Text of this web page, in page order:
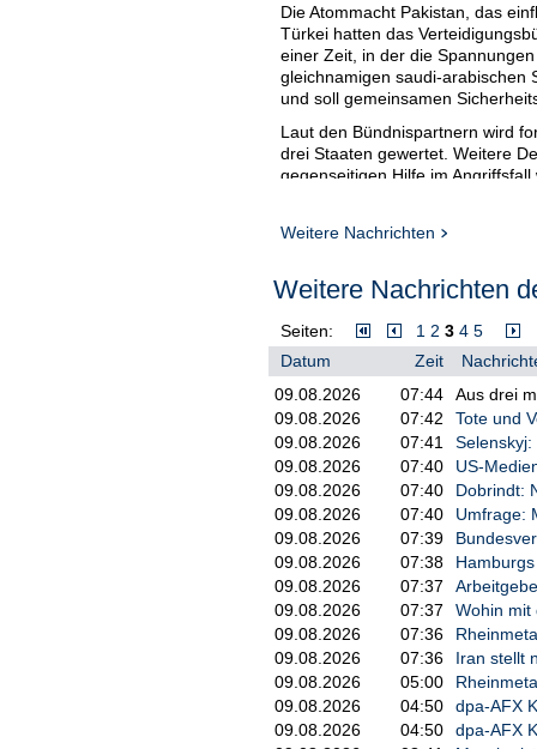
Die Atommacht Pakistan, das
Türkei hatten das
einer Zeit, in der die
gleichnamigen saudi-arabischen
und soll gemeinsamen
Laut den Bündnispartnern wird
drei Staaten gewertet. Weitere
gegenseitigen Hilfe im
Fidan zog einen Vergleich zur
abschrecken. Jedes der drei
zu Militäreinheiten. Auch bei der
Fidan.
Dem Bündnis gehe es nicht
zusammenarbeiten können,
Soldaten, Übungsmanöver und
erläuterte der Minister./mk/DP/zb
Weitere Nachrichten
Weitere Nachrichten
Seiten: 1 2 3 4 5
Datum
Zeit
09.08.2026
07:44
Aus drei
09.08.2026
07:42
Tote und
09.08.2026
07:41
09.08.2026
07:40
US-
09.08.2026
07:40
Dobrindt:
09.08.2026
07:40
Umfrage:
09.08.2026
07:39
09.08.2026
07:38
09.08.2026
07:37
09.08.2026
07:37
Wohin mit
09.08.2026
07:36
09.08.2026
07:36
Iran stellt
09.08.2026
05:00
09.08.2026
04:50
dpa-AFX
09.08.2026
04:50
dpa-AFX